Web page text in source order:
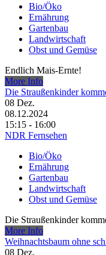
Bio/Öko
Ernährung
Gartenbau
Landwirtschaft
Obst und Gemüse
Endlich Mais-Ernte!
More Info
Die Straußenkinder
08 Dez.
08.12.2024
15:15 - 16:00
NDR Fernsehen
Bio/Öko
Ernährung
Gartenbau
Landwirtschaft
Obst und Gemüse
Die Straußenkinder
More Info
Weihnachtsbaum ohne
08 Dez.